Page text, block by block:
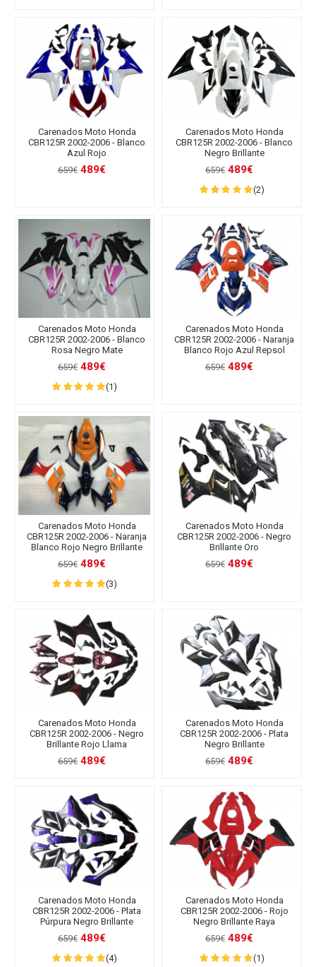
Carenados Moto Honda
CBR125R 2002-2006 - Blanco
Azul Rojo
659€ 489€
Carenados Moto Honda
CBR125R 2002-2006 - Blanco
Negro Brillante
659€ 489€
(2)
Carenados Moto Honda
CBR125R 2002-2006 - Blanco
Rosa Negro Mate
659€ 489€
(1)
Carenados Moto Honda
CBR125R 2002-2006 - Naranja
Blanco Rojo Azul Repsol
659€ 489€
Carenados Moto Honda
CBR125R 2002-2006 - Naranja
Blanco Rojo Negro Brillante
659€ 489€
(3)
Carenados Moto Honda
CBR125R 2002-2006 - Negro
Brillante Oro
659€ 489€
Carenados Moto Honda
CBR125R 2002-2006 - Negro
Brillante Rojo Llama
659€ 489€
Carenados Moto Honda
CBR125R 2002-2006 - Plata
Negro Brillante
659€ 489€
Carenados Moto Honda
CBR125R 2002-2006 - Plata
Púrpura Negro Brillante
659€ 489€
(4)
Carenados Moto Honda
CBR125R 2002-2006 - Rojo
Negro Brillante Raya
659€ 489€
(1)